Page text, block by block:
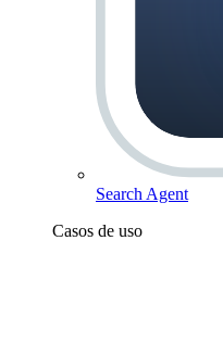
Search Agent
Casos de uso